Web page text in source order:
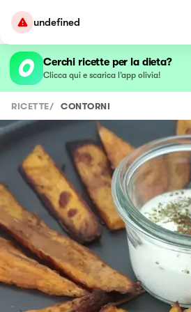
undefined
Cerchi ricette per la dieta?
Clicca qui e scarica l’app olivia!
RICETTE/ CONTORNI